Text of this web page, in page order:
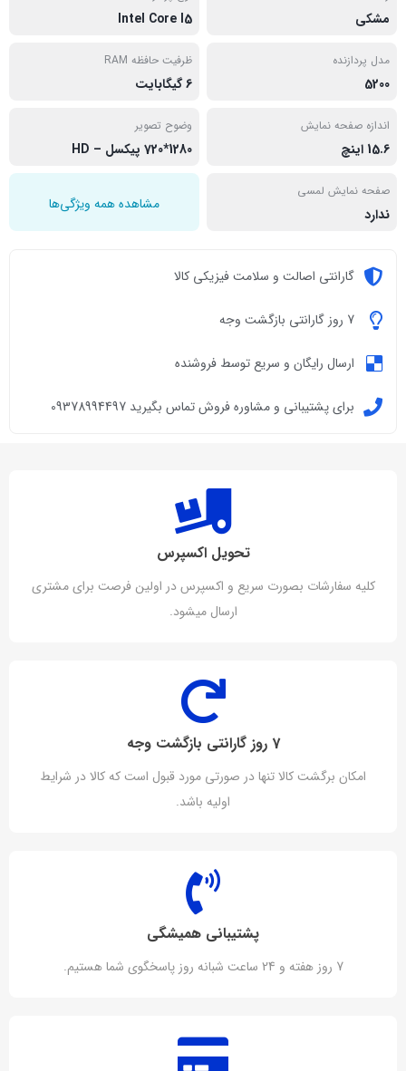
مشکی Intel Core I5
مدل پردازنده
5200
ظرفیت حافظه RAM
6 گیگابایت
اندازه صفحه نمایش
15.6 اینچ
وضوح تصویر
1280*720 پیکسل – HD
صفحه نمایش لمسی
ندارد
مشاهده همه ویژگی‌ها
گارانتی اصالت و سلامت فیزیکی کالا
7 روز گارانتی بازگشت وجه
ارسال رایگان و سریع توسط فروشنده
برای پشتیبانی و مشاوره فروش تماس بگیرید 09378994497
تحویل اکسپرس
کلیه سفارشات بصورت سریع و اکسپرس در اولین فرصت برای مشتری
ارسال میشود.
7 روز گارانتی بازگشت وجه
امکان برگشت کالا تنها در صورتی مورد قبول است که کالا در شرایط
اولیه باشد.
پشتیبانی همیشگی
7 روز هفته و 24 ساعت شبانه روز پاسخگوی شما هستیم.